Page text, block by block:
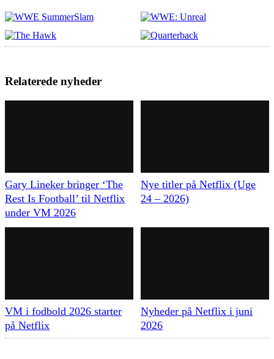
Relaterede nyheder
Gary Lineker bringer ‘The
Rest Is Football’ til Netflix
under VM 2026
Nye titler på Netflix (Uge
24 – 2026)
VM i fodbold 2026 starter
på Netflix
Nyheder på Netflix i juni
2026